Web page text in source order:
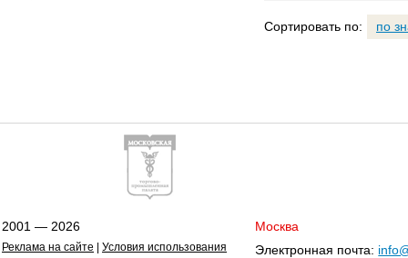
Сортировать по: по
2001 — 2026
Реклама на сайте Условия использования
Москва
Электронная почта: